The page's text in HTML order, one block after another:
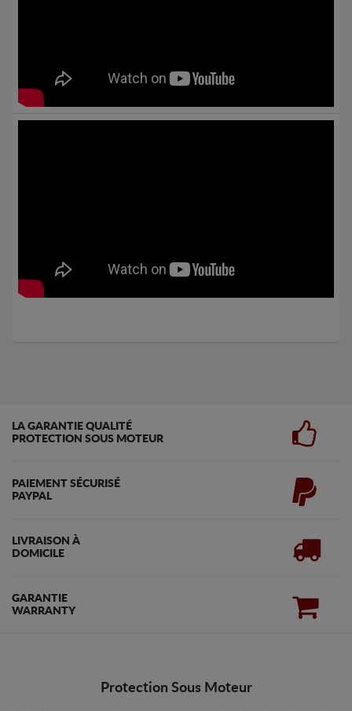
LA GARANTIE QUALITÉ
PROTECTION SOUS MOTEUR
PAIEMENT SÉCURISÉ
PAYPAL
LIVRAISON À
DOMICILE
GARANTIE
WARRANTY
Protection Sous Moteur